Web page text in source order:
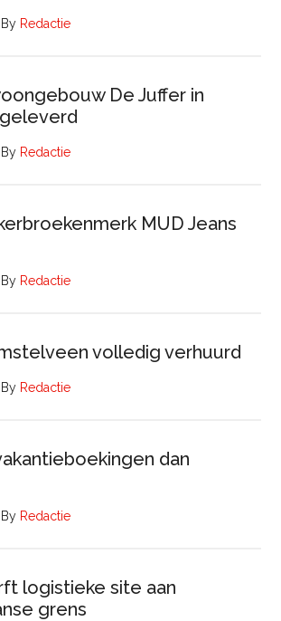
By Redactie
De Juffer in
By Redactie
MUD Jeans
By Redactie
volledig verhuurd
By Redactie
dan
By Redactie
logistieke site aan
grens